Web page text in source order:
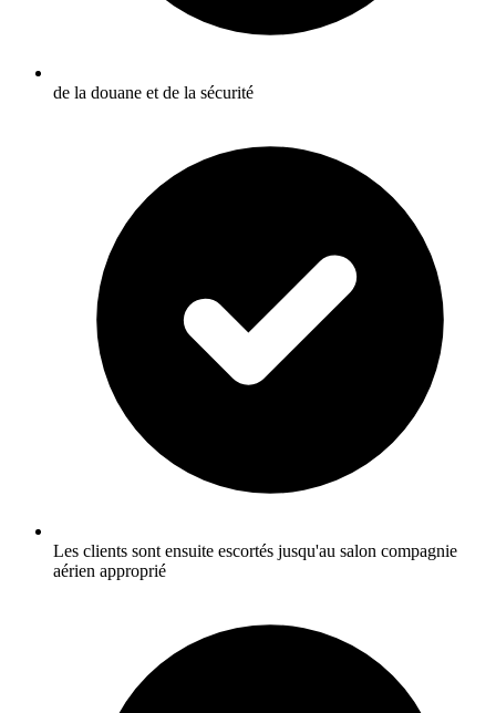
de la douane et de la sécurité
Les clients sont ensuite escortés jusqu'au salon compagnie
aérien approprié